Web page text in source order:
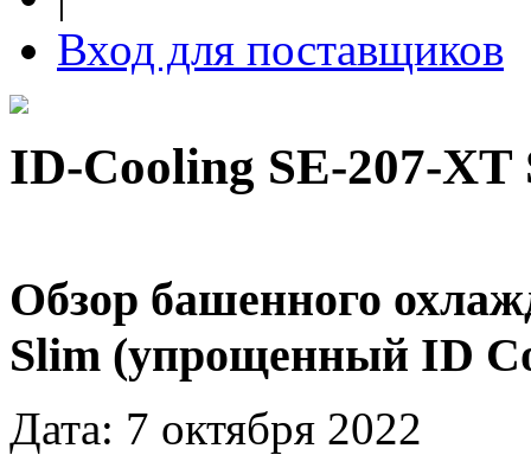
Вход для поставщиков
ID-Cooling SE-207-XT
Обзор башенного
Slim (упрощенный ID
Дата: 7 октября 2022